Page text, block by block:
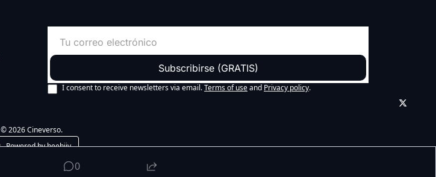
Subscribirse (GRATIS)
I consent to receive newsletters via email.Terms of useand Privacy policy.
© 2026 Cineverso.
Powered by beehiiv
0